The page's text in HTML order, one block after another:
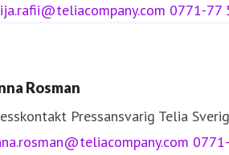
0771-77
Rosman
Pressansvarig Telia